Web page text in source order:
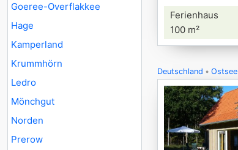
Goeree-Overflakkee
Hage
Kamperland
Krummhörn
Ledro
Mönchgut
Norden
Prerow
Ferienhaus
100 m²
Deutschland Ostsee